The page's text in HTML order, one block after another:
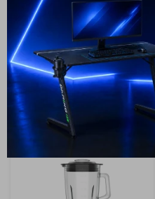
Tostadora Eléctrica Electrolux
Inox ETS10 8 niveles de
tostado
USD 35 USD32
ENVÍO A TODO EL PAÍS